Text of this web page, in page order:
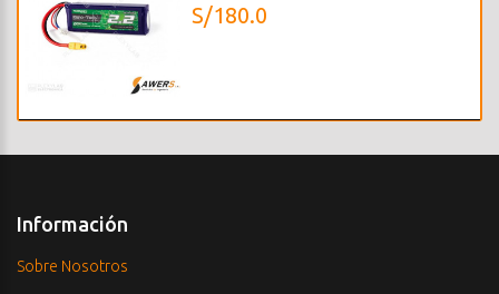
S/180.0
Información
Sobre Nosotros